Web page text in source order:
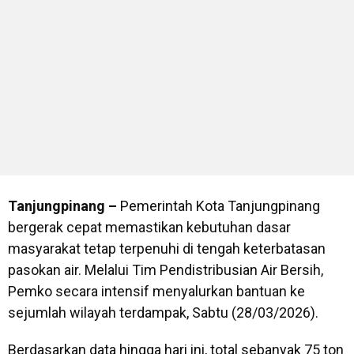
Tanjungpinang – Pemerintah Kota Tanjungpinang
bergerak cepat memastikan kebutuhan dasar
masyarakat tetap terpenuhi di tengah keterbatasan
pasokan air. Melalui Tim Pendistribusian Air Bersih,
Pemko secara intensif menyalurkan bantuan ke
sejumlah wilayah terdampak, Sabtu (28/03/2026).
Berdasarkan data hingga hari ini, total sebanyak 75 ton